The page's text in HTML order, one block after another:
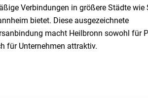
Verbindungen in größere Städte wie
bietet. Diese ausgezeichnete
macht Heilbronn sowohl für
für Unternehmen attraktiv.